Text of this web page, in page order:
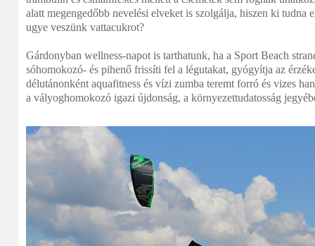
alatt megengedőbb nevelési elveket is szolgálja, hiszen ki tudna
ugye veszünk vattacukrot?
Gárdonyban wellness-napot is tarthatunk, ha a Sport Beach
sóhomokozó- és pihenő frissíti fel a légutakat, gyógyítja az
délutánonként aquafitness és vízi zumba teremt forró és vizes
a vályoghomokozó igazi újdonság, a környezettudatosság